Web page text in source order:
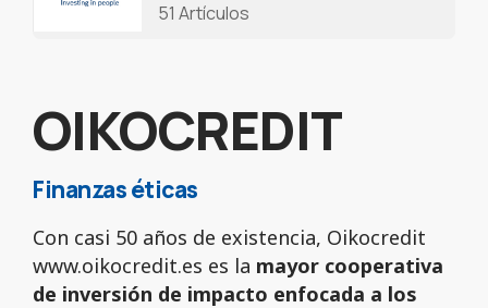
51 Artículos
OIKOCREDIT
Finanzas éticas
Con casi 50 años de existencia, Oikocredit
www.oikocredit.es es la mayor cooperativa
de inversión de impacto enfocada a los